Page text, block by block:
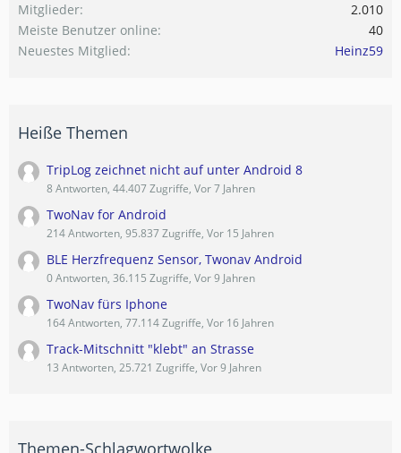
Mitglieder
2.010
Meiste Benutzer online
40
Neuestes Mitglied
Heinz59
Heiße Themen
TripLog zeichnet nicht auf unter Android 8
8 Antworten, 44.407 Zugriffe, Vor 7 Jahren
TwoNav for Android
214 Antworten, 95.837 Zugriffe, Vor 15 Jahren
BLE Herzfrequenz Sensor, Twonav Android
0 Antworten, 36.115 Zugriffe, Vor 9 Jahren
TwoNav fürs Iphone
164 Antworten, 77.114 Zugriffe, Vor 16 Jahren
Track-Mitschnitt "klebt" an Strasse
13 Antworten, 25.721 Zugriffe, Vor 9 Jahren
Themen-Schlagwortwolke